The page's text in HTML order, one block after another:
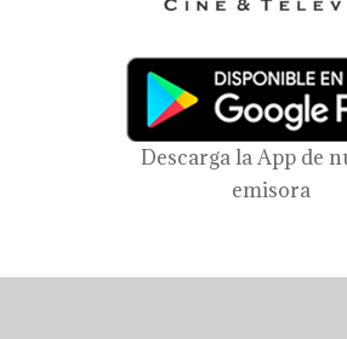
Descarga la App de
emisora